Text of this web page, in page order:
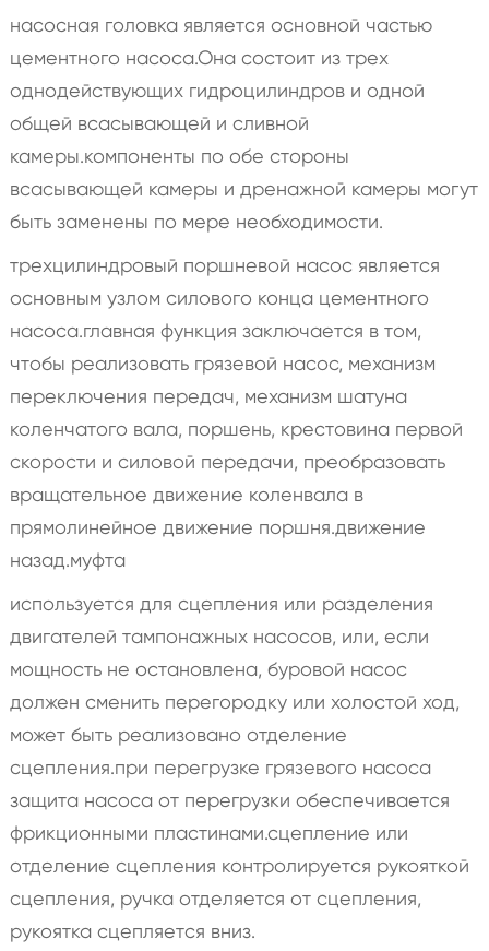
насосная головка является основной частью
цементного насоса.Она состоит из трех
однодействующих гидроцилиндров и одной
общей всасывающей и сливной
камеры.компоненты по обе стороны
всасывающей камеры и дренажной камеры могут
быть заменены по мере необходимости.
трехцилиндровый поршневой насос является
основным узлом силового конца цементного
насоса.главная функция заключается в том,
чтобы реализовать грязевой насос, механизм
переключения передач, механизм шатуна
коленчатого вала, поршень, крестовина первой
скорости и силовой передачи, преобразовать
вращательное движение коленвала в
прямолинейное движение поршня.движение
назад.муфта
используется для сцепления или разделения
двигателей тампонажных насосов, или, если
мощность не остановлена, буровой насос
должен сменить перегородку или холостой ход,
может быть реализовано отделение
сцепления.при перегрузке грязевого насоса
защита насоса от перегрузки обеспечивается
фрикционными пластинами.сцепление или
отделение сцепления контролируется рукояткой
сцепления, ручка отделяется от сцепления,
рукоятка сцепляется вниз.